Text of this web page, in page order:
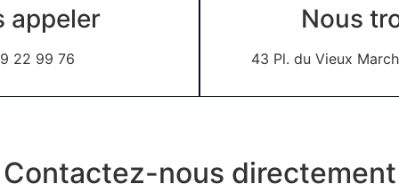
appeler
22 99 76
Nous
43 Pl. du Vieux
Contactez-nous directement